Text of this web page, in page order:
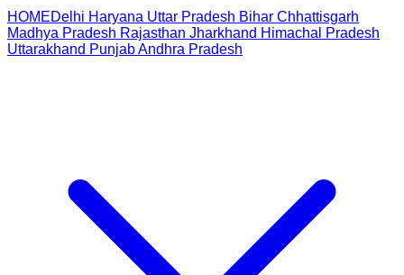
HOMEDelhi Haryana Uttar Pradesh Bihar Chhattisgarh
Madhya Pradesh Rajasthan Jharkhand Himachal Pradesh
Uttarakhand PunjabAndhra Pradesh